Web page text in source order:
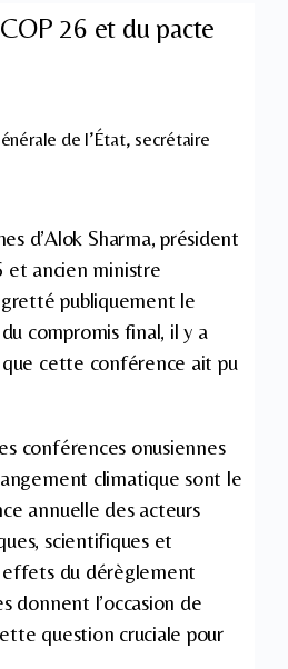
26 et du pacte
de l’État, secrétaire
d’Alok Sharma, président
et ancien ministre
publiquement le
compromis final, il y a
cette conférence ait pu
conférences onusiennes
climatique sont le
annuelle des acteurs
scientifiques et
du dérèglement
donnent l’occasion de
question cruciale pour